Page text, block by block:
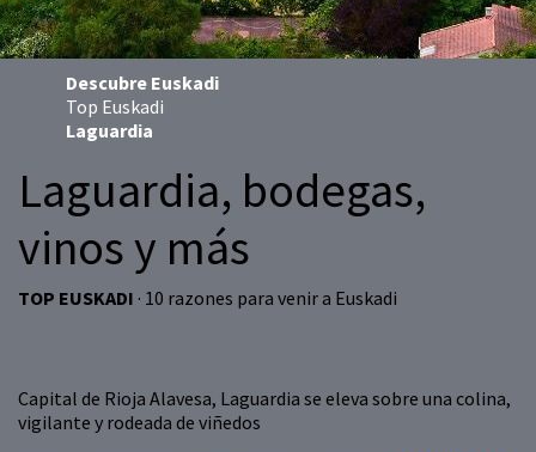
Descubre Euskadi
Top Euskadi
Laguardia
Laguardia, bodegas,
vinos y más
TOP EUSKADI · 10 razones para venir a Euskadi
Capital de Rioja Alavesa, Laguardia se eleva sobre una colina,
vigilante y rodeada de viñedos